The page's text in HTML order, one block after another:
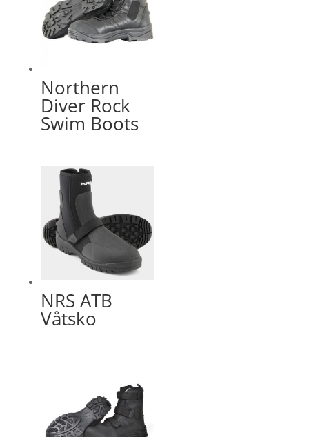
Northern
Diver Rock
Swim Boots
NRS ATB
Våtsko